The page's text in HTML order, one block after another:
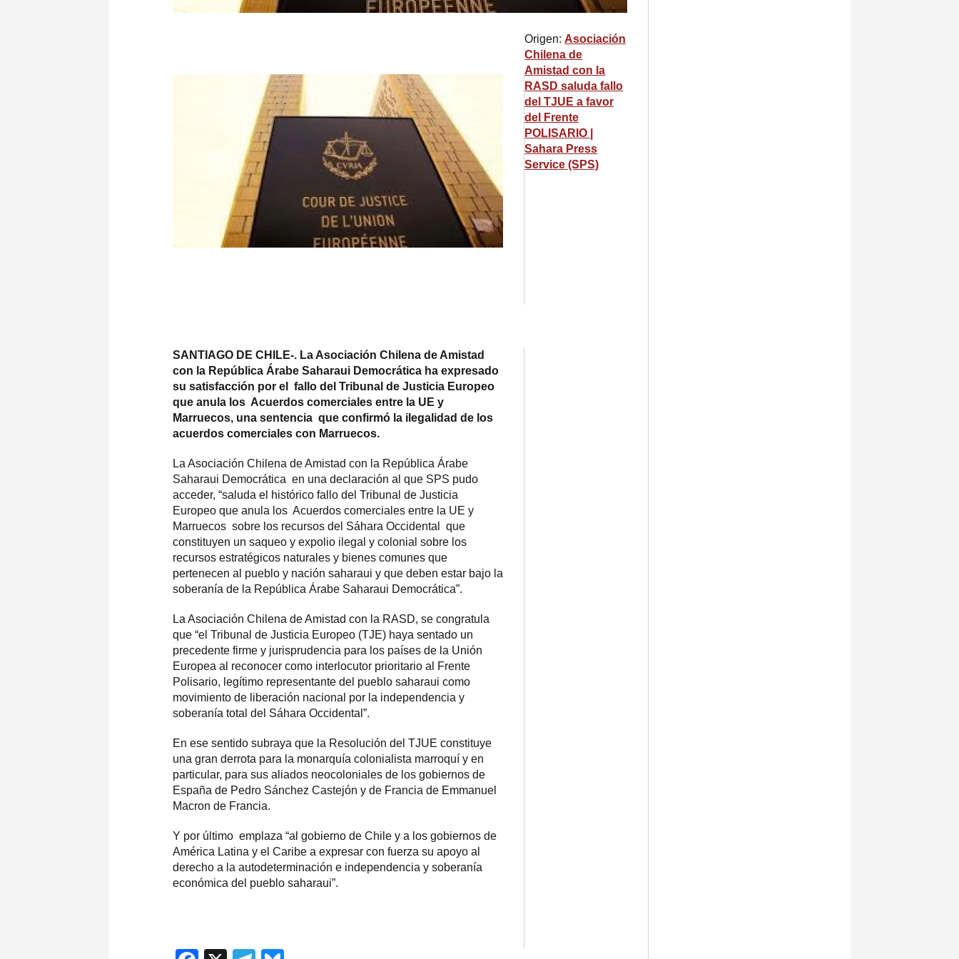
SANTIAGO DE CHILE-. La Asociación Chilena de Amistad
con la República Árabe Saharaui Democrática ha expresado
su satisfacción por el fallo del Tribunal de Justicia Europeo
que anula los Acuerdos comerciales entre la UE y
Marruecos, una sentencia que confirmó la ilegalidad de los
acuerdos comerciales con Marruecos.
La Asociación Chilena de Amistad con la República Árabe
Saharaui Democrática en una declaración al que SPS pudo
acceder, “saluda el histórico fallo del Tribunal de Justicia
Europeo que anula los Acuerdos comerciales entre la UE y
Marruecos sobre los recursos del Sáhara Occidental que
constituyen un saqueo y expolio ilegal y colonial sobre los
recursos estratégicos naturales y bienes comunes que
pertenecen al pueblo y nación saharaui y que deben estar bajo la
soberanía de la República Árabe Saharaui Democrática”.
La Asociación Chilena de Amistad con la RASD, se congratula
que “el Tribunal de Justicia Europeo (TJE) haya sentado un
precedente firme y jurisprudencia para los países de la Unión
Europea al reconocer como interlocutor prioritario al Frente
Polisario, legítimo representante del pueblo saharaui como
movimiento de liberación nacional por la independencia y
soberanía total del Sáhara Occidental”.
En ese sentido subraya que la Resolución del TJUE constituye
una gran derrota para la monarquía colonialista marroquí y en
particular, para sus aliados neocoloniales de los gobiernos de
España de Pedro Sánchez Castejón y de Francia de Emmanuel
Macron de Francia.
Y por último emplaza “al gobierno de Chile y a los gobiernos de
América Latina y el Caribe a expresar con fuerza su apoyo al
derecho a la autodeterminación e independencia y soberanía
económica del pueblo saharaui”.
Origen: Asociación
Chilena de
Amistad con la
RASD saluda fallo
del TJUE a favor
del Frente
POLISARIO |
Sahara Press
Service (SPS)